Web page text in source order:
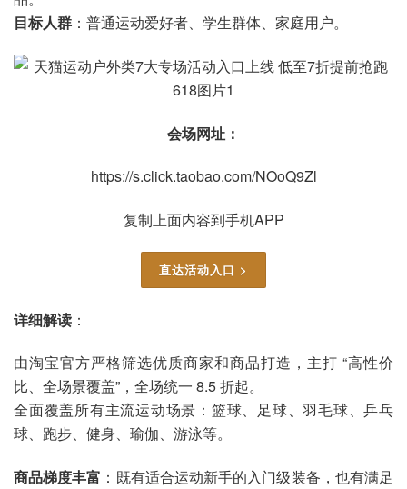
目标人群 ：普通运动爱好者、学生群体、家庭用户。
会场网址：
https://s.click.taobao.com/NOoQ9Zl
复制上面内容到手机APP
直达活动入口 >
详细解读 ：
由淘宝官方严格筛选优质商家和商品打造，主打 “高性价
比、全场景覆盖”，全场统一 8.5 折起。
全面覆盖所有主流运动场景：篮球、足球、羽毛球、乒乓
球、跑步、健身、瑜伽、游泳等。
商品梯度丰富 ：既有适合运动新手的入门级装备，也有满足